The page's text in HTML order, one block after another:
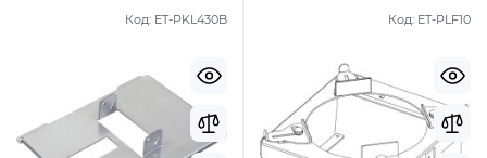
Код: ET-PKL430B Код: ET-PLF10